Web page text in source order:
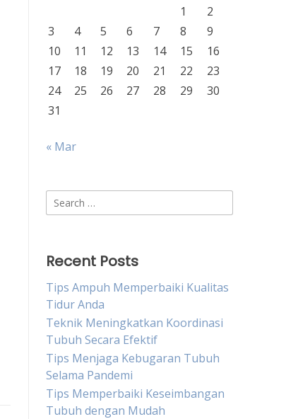
1
2
3
4 5 6 7 8
9
10
11 12 13 14 15
16
17
18 19 20 21 22
23
24
25 26 27 28 29
30
31
« Mar
Search
for:
Recent Posts
Tips Ampuh Memperbaiki Kualitas
Tidur Anda
Teknik Meningkatkan Koordinasi
Tubuh Secara Efektif
Tips Menjaga Kebugaran Tubuh
Selama Pandemi
Tips Memperbaiki Keseimbangan
Tubuh dengan Mudah